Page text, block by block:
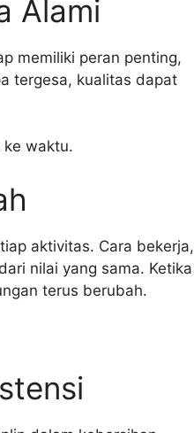
Alami
memiliki peran penting,
tergesa, kualitas dapat
ke waktu.
aktivitas. Cara bekerja,
nilai yang sama. Ketika
terus berubah.